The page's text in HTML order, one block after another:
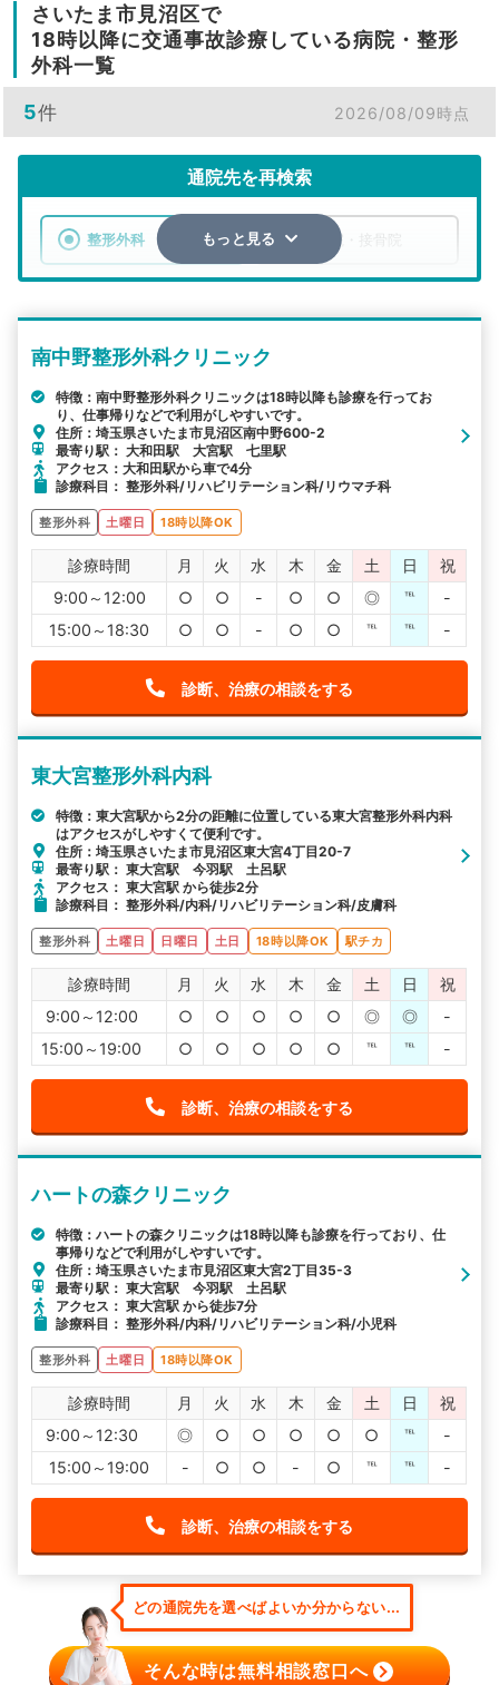
さいたま市見沼区で
18時以降に交通事故診療している病院・整形
外科一覧
5件 2026/08/09時点
通院先を再検索
整形外科 整骨院・接骨院
検索する
詳細条件で絞り込む
その他の検索方法
もっと見る
南中野整形外科クリニック
特徴：南中野整形外科クリニックは18時以降も診療を行ってお
り、仕事帰りなどで利用がしやすいです。
住所：埼玉県さいたま市見沼区南中野600-2
最寄り駅： 大和田駅 大宮駅 七里駅
アクセス：大和田駅から車で4分
診療科目： 整形外科/リハビリテーション科/リウマチ科
整形外科 土曜日 18時以降OK
診療時間 月 火 水 木 金 土 日
祝
9:00～12:00
○ ○ - ○ ○ ◎ ℡
-
15:00～18:30
○ ○ - ○ ○ ℡ ℡ -
診断、治療の相談をする
東大宮整形外科内科
特徴：東大宮駅から2分の距離に位置している東大宮整形外科内科
はアクセスがしやすくて便利です。
住所：埼玉県さいたま市見沼区東大宮4丁目20-7
最寄り駅： 東大宮駅 今羽駅 土呂駅
アクセス： 東大宮駅 から徒歩2分
診療科目： 整形外科/内科/リハビリテーション科/皮膚科
整形外科 土曜日 日曜日 土日 18時以降OK 駅チカ
診療時間 月 火 水 木 金 土 日
祝
9:00～12:00
○ ○ ○ ○ ○ ◎ ◎
-
15:00～19:00
○ ○ ○ ○ ○ ℡ ℡ -
診断、治療の相談をする
ハートの森クリニック
特徴：ハートの森クリニックは18時以降も診療を行っており、仕
事帰りなどで利用がしやすいです。
住所：埼玉県さいたま市見沼区東大宮2丁目35-3
最寄り駅： 東大宮駅 今羽駅 土呂駅
アクセス： 東大宮駅 から徒歩7分
診療科目： 整形外科/内科/リハビリテーション科/小児科
整形外科 土曜日 18時以降OK
診療時間 月 火 水 木 金 土 日
祝
9:00～12:30
◎ ○ ○ ○ ○ ○ ℡
-
15:00～19:00
- ○ ○ - ○ ℡ ℡ -
診断、治療の相談をする
どの通院先を選べばよいか分からない...
そんな時は無料相談窓口へ